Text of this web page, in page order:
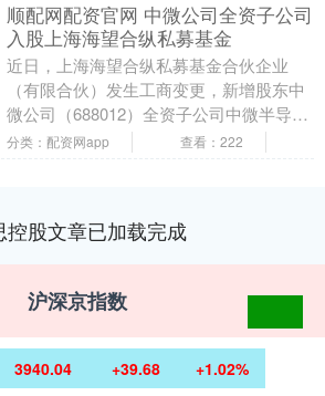
顺配网配资官网 中微公司全资子公司
入股上海海望合纵私募基金
近日，上海海望合纵私募基金合伙企业
（有限合伙）发生工商变更，新增股东中
微公司（688012）全资子公司中微半导体
（上海）有限公司、普冉股份（688766）
分类：配资网app 查看：222
控股文章已加载完成
沪深京指数
3940.04 +39.68 +1.02%